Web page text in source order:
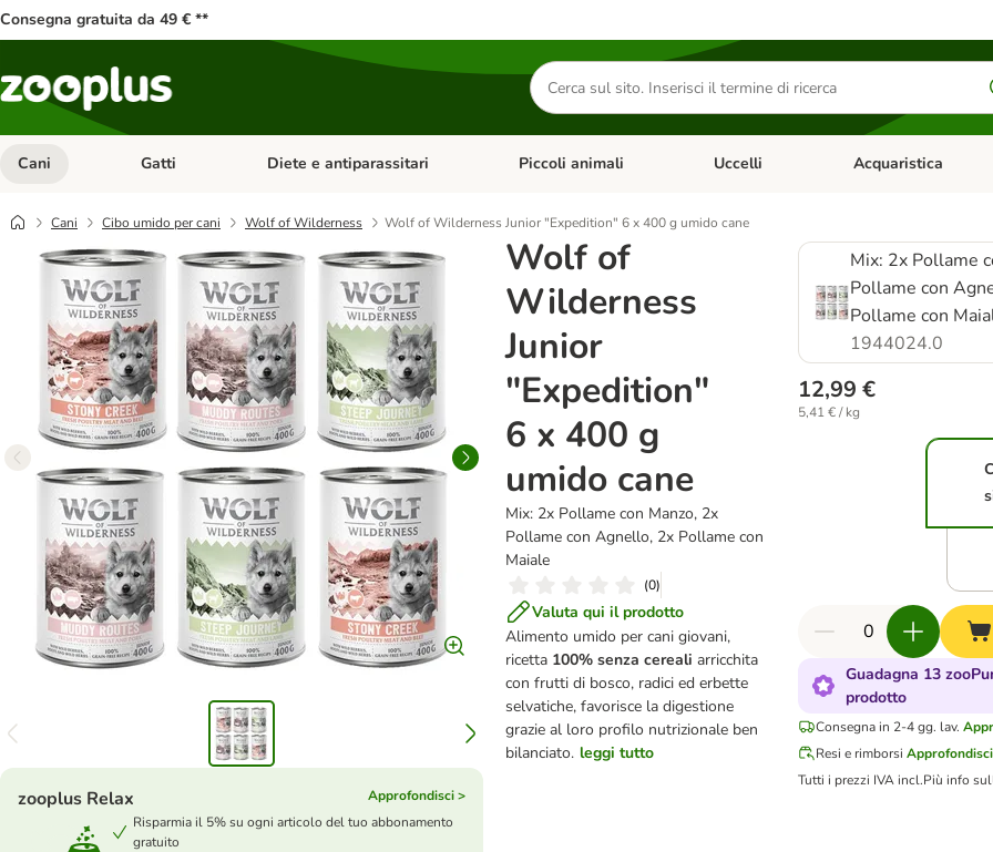
Consegna gratuita da 49 € **
Cerca
prodotti
Cani Apri Menu Categoria: Cani
Gatti Apri Menu Categoria: Gatti
Diete e antiparassitari Apri Menu Categoria: Diete e antiparassitari
Piccoli animali Apri Menu Categoria: Piccoli animali
Uccelli Apri Menu Categoria:
Acquaristica
Cani Cibo umido per cani Wolf of Wilderness Wolf of Wilderness Junior "Expedition" 6 x 400 g umido cane
Wolf of
Wilderness
Junior
"Expedition"
6 x 400 g
umido cane
Mix: 2x Pollame con Manzo, 2x
Pollame con Agnello, 2x Pollame con
Maiale
(0)
Valuta qui il prodotto
Alimento umido per cani giovani,
ricetta 100% senza cereali arricchita
con frutti di bosco, radici ed erbette
selvatiche, favorisce la digestione
grazie al loro profilo nutrizionale ben
bilanciato. leggi tutto
zooplus Relax
Approfondisci >
Risparmia il 5% su ogni articolo del tuo abbonamento
gratuito
Mix: 2x Pollame
Pollame con
Pollame con
1944024.0
12,99 €
5,41 € / kg
Guadagna 13
prodotto
Consegna in 2-4 gg. lav.
Resi e rimborsi
Tutti i prezzi IVA incl.Più info